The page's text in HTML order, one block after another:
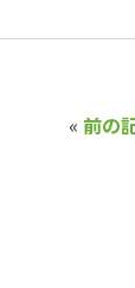
« 前の